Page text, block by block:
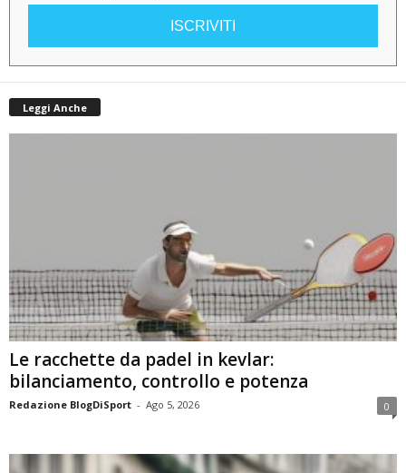
ISCRIVITI
Leggi Anche
Le racchette da padel in kevlar:
bilanciamento, controllo e potenza
Redazione BlogDiSport - Ago 5, 2026 0